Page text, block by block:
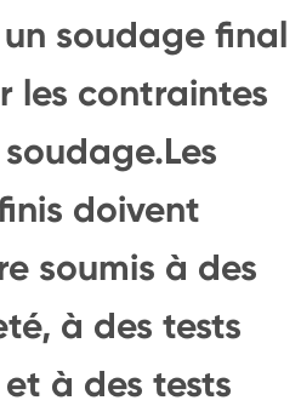
soudage final
les contraintes
doivent
soumis à des
à des tests
à des tests